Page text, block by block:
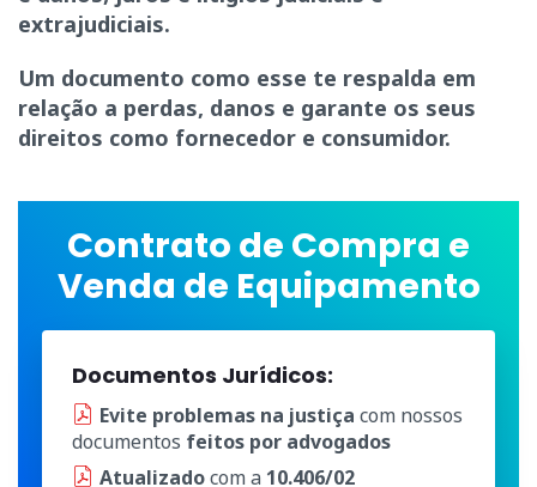
extrajudiciais.
Um documento como esse te respalda em
relação a perdas, danos e garante os seus
direitos como fornecedor e consumidor.
Contrato de Compra e
Venda de Equipamento
Documentos Jurídicos:
Evite problemas na justiça com nossos
documentos feitos por advogados
Atualizadocom a 10.406/02